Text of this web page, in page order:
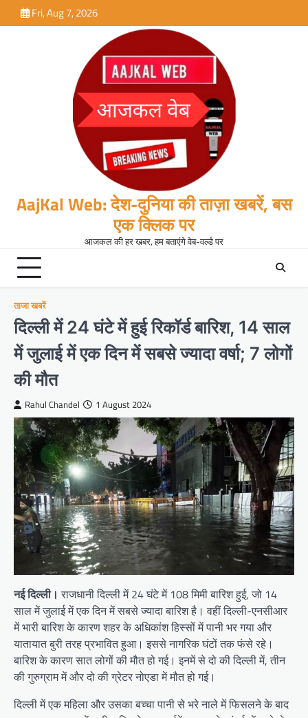
to
Fri, Aug 7, 2026
AajKal Web: देश-दुनिया की ताज़ा खबरें, बस
एक क्लिक पर
आजकल की हर खबर, हम बताएंगे वेब-वर्ल्ड पर
ताजा खबरें
दिल्ली में 24 घंटे में हुई रिकॉर्ड बारिश, 14 साल
में जुलाई में एक दिन में सबसे ज्यादा वर्षा; 7 लोगों
की मौत
Rahul Chandel 1 August 2024
नई दिल्ली। राजधानी दिल्ली में 24 घंटे में 108 मिमी बारिश हुई, जो 14
साल में जुलाई में एक दिन में सबसे ज्यादा बारिश है। वहीं दिल्ली-एनसीआर
में भारी बारिश के कारण शहर के अधिकांश हिस्सों में पानी भर गया और
यातायात बुरी तरह प्रभावित हुआ। इससे नागरिक घंटों तक फंसे रहे।
बारिश के कारण सात लोगों की मौत हो गई। इनमें से दो की दिल्ली में, तीन
की गुरुग्राम में और दो की ग्रेटर नोएडा में मौत हो गई।
दिल्ली में एक महिला और उसका बच्चा पानी से भरे नाले में फिसलने के बाद